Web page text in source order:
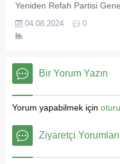
Voleybol Kız Takımını...
Yeniden Refah Partisi
Yeşil Yalova Spor Kulübü
forması takdim edildi.
her zaman destekçisi
olacaklarını belirten Yeniden
Fatih Erbakan,” Sporun ve
spor kulüplerimizin her
zaman yanlarında ve
destekçileri olacağız. Bizleri
04.08.2024 0
Bir Yorum Yazın
Yorum yapabilmek için
Ziyaretçi